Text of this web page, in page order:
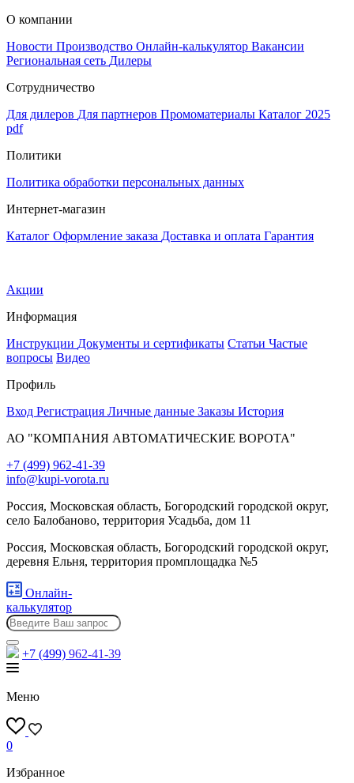
О компании
Новости Производство Онлайн-калькулятор Вакансии
Региональная сеть Дилеры
Сотрудничество
Для дилеров Для партнеров Промоматериалы Каталог 2025
pdf
Политики
Политика обработки персональных данных
Интернет-магазин
Каталог Оформление заказа Доставка и оплата Гарантия
Акции
Информация
Инструкции Документы и сертификаты Статьи Частые
вопросы Видео
Профиль
Вход Регистрация Личные данные Заказы История
АО "КОМПАНИЯ АВТОМАТИЧЕСКИЕ ВОРОТА"
+7 (499) 962-41-39
info@kupi-vorota.ru
Россия, Московская область, Богородский городской округ,
село Балобаново, территория Усадьба, дом 11
Россия, Московская область, Богородский городской округ,
деревня Ельня, территория промплощадка №5
Онлайн-
калькулятор
+7 (499) 962-41-39
Меню
0
Избранное